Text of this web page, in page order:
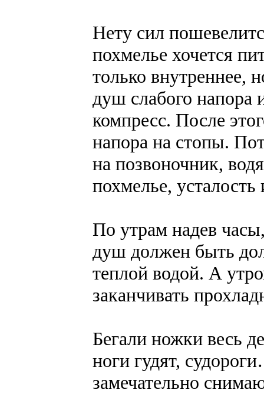
Нету сил
похмелье хочется
только внутреннее,
душ слабого напора
компресс. После
напора на стопы.
на позвоночник,
похмелье,
По утрам надев
душ должен быть
теплой водой. А
заканчивать
Бегали ножки весь
ноги гудят,
замечательно